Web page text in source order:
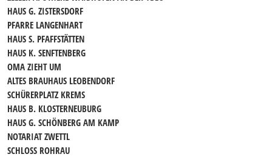
HAUS G. ZISTERSDORF
PFARRE LANGENHART
HAUS S. PFAFFSTÄTTEN
HAUS K. SENFTENBERG
OMA ZIEHT UM
ALTES BRAUHAUS LEOBENDORF
SCHÜRERPLATZ KREMS
HAUS B. KLOSTERNEUBURG
HAUS G. SCHÖNBERG AM KAMP
NOTARIAT ZWETTL
SCHLOSS ROHRAU